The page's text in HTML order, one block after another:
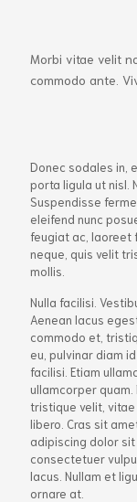
Morbi vitae velit
commodo ante.
Donec sodales in,
porta ligula ut nisl.
Suspendisse
eleifend nunc
feugiat ac, laoreet
neque, quis velit
mollis.
Nulla facilisi.
Aenean lacus
commodo et,
eu, pulvinar diam
facilisi. Etiam
ullamcorper quam.
tristique velit,
libero. Cras sit
adipiscing dolor
consectetuer
lacus. Nullam et
ornare at.